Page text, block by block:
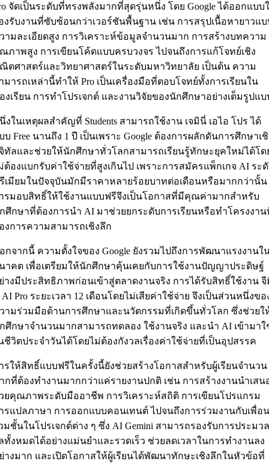
จัดเป็นระดับที่ทรงพลังมากที่สุดรุ่นหนึ่ง โดย Google ได้ออกแบบ
งรับงานที่ซับซ้อนกว่าเวอร์ชันพื้นฐาน เช่น การสรุปเนื้อหายาวแ
ามละเอียดสูง การวิเคราะห์ข้อมูลจำนวนมาก การสร้างบทความ
ภาพสูง การเขียนโค้ดแบบครบวงจร ไปจนถึงการแก้โจทย์เชิง
ตศาสตร์และวิทยาศาสตร์ในระดับมหาวิทยาลัย เป็นต้น ความ
มารถเหล่านี้ทำให้ Pro เป็นเครื่องมือที่ตอบโจทย์ทั้งการเรียนใน
งเรียน การทำโปรเจกต์ และงานวิจัยของนักศึกษาอย่างเต็มรูปแบ
งในเหตุผลสำคัญที่ Students สามารถใช้งาน เจมินี่ เอไอ โปร ได้
บ Free นานถึง 1 ปี เป็นเพราะ Google ต้องการผลักดันการศึกษาเ
ทัลและช่วยให้นักศึกษาทั่วโลกสามารถเรียนรู้ทักษะยุคใหม่ได้โด
ต้องแบกรับค่าใช้จ่ายที่สูงเกินไป เพราะการสมัครแพ็กเกจ AI ระ
เมียมในปัจจุบันมักมีราคาหลายร้อยบาทต่อเดือนหรือมากกว่านั้น
รมอบสิทธิ์ให้ใช้งานแบบฟรีจึงเป็นโอกาสที่มีคุณค่ามากสำหรับ
ศึกษาที่ต้องการนำ AI มาช่วยยกระดับการเรียนหรือทำโครงงา
งการความสามารถเชิงลึก
กจากนี้ ความตั้งใจของ Google ยังรวมไปถึงการพัฒนาแรงงานใ
าคต เพื่อเตรียมให้นักศึกษาคุ้นเคยกับการใช้งานปัญญาประดิษฐ์
างมีประสิทธิภาพก่อนเข้าสู่ตลาดงานจริง การได้รับสิทธิ์ใช้งาน
Pro ระยะเวลา 12 เดือนโดยไม่เสียค่าใช้จ่าย จึงเป็นส่วนหนึ่งขอ
ามร่วมมือด้านการศึกษาและนวัตกรรมที่เกิดขึ้นทั่วโลก ซึ่งช่วยใ
ศึกษาจำนวนมากสามารถทดลอง ใช้งานจริง และนำ AI เข้ามาใ
ชีวิตประจำวันได้โดยไม่ต้องกังวลเรื่องค่าใช้จ่ายที่เป็นอุปสรรค
รให้สิทธิ์แบบฟรีในครั้งนี้ยังช่วยสร้างโอกาสสำหรับผู้เรียนจำนวน
กที่ต้องทำงานมากกว่าแค่รายงานปกติ เช่น การสร้างงานนำเสน
ยคุณภาพระดับมืออาชีพ การวิเคราะห์สถิติ การเขียนโปรแกรม
รแปลภาษา การออกแบบคอนเทนต์ ไปจนถึงการร่วมงานกับเพื่อน
มชั้นในโปรเจกต์ต่าง ๆ ซึ่ง AI Gemini สามารถรองรับการประมวล
ทั้งหมดได้อย่างแม่นยำและรวดเร็ว ช่วยลดเวลาในการทำงานลง
างมาก และเปิดโอกาสให้ผู้เรียนได้พัฒนาทักษะเชิงลึกในหัวข้อที่